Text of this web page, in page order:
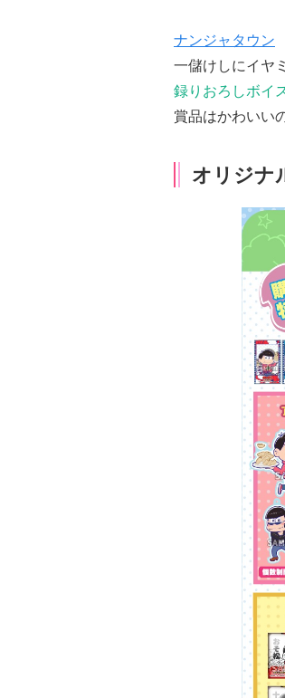
ナンジャタウン
一儲けしにイヤ
録りおろしボイ
賞品はかわいい
オリジナ